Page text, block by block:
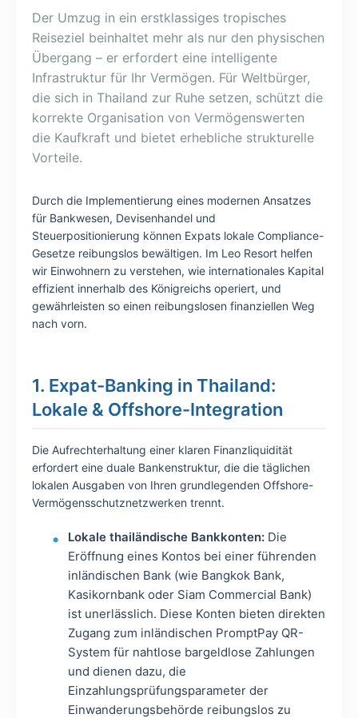
Der Umzug in ein erstklassiges tropisches
Reiseziel beinhaltet mehr als nur den physischen
Übergang – er erfordert eine intelligente
Infrastruktur für Ihr Vermögen. Für Weltbürger,
die sich in Thailand zur Ruhe setzen, schützt die
korrekte Organisation von Vermögenswerten
die Kaufkraft und bietet erhebliche strukturelle
Vorteile.
Durch die Implementierung eines modernen Ansatzes
für Bankwesen, Devisenhandel und
Steuerpositionierung können Expats lokale Compliance-
Gesetze reibungslos bewältigen. Im Leo Resort helfen
wir Einwohnern zu verstehen, wie internationales Kapital
effizient innerhalb des Königreichs operiert, und
gewährleisten so einen reibungslosen finanziellen Weg
nach vorn.
1. Expat-Banking in Thailand:
Lokale & Offshore-Integration
Die Aufrechterhaltung einer klaren Finanzliquidität
erfordert eine duale Bankenstruktur, die die täglichen
lokalen Ausgaben von Ihren grundlegenden Offshore-
Vermögensschutznetzwerken trennt.
Lokale thailändische Bankkonten: Die
Eröffnung eines Kontos bei einer führenden
inländischen Bank (wie Bangkok Bank,
Kasikornbank oder Siam Commercial Bank)
ist unerlässlich. Diese Konten bieten direkten
Zugang zum inländischen PromptPay QR-
System für nahtlose bargeldlose Zahlungen
und dienen dazu, die
Einzahlungsprüfungsparameter der
Einwanderungsbehörde reibungslos zu